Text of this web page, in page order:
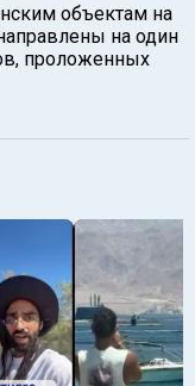
объектам на
на один
проложенных